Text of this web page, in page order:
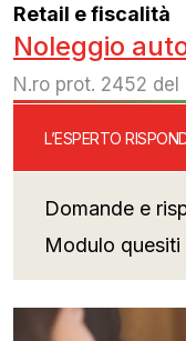
Retail e fiscalità
Noleggio
N.ro prot. 2452
L’ESPERTO
Domande e
Modulo quesiti